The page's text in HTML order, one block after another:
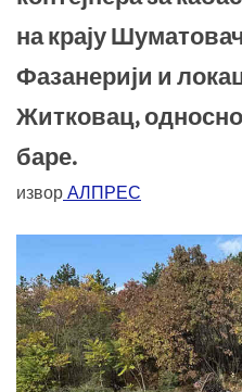
на крају
Фазанерији и
Житковац,
баре.
извор АЛПРЕС